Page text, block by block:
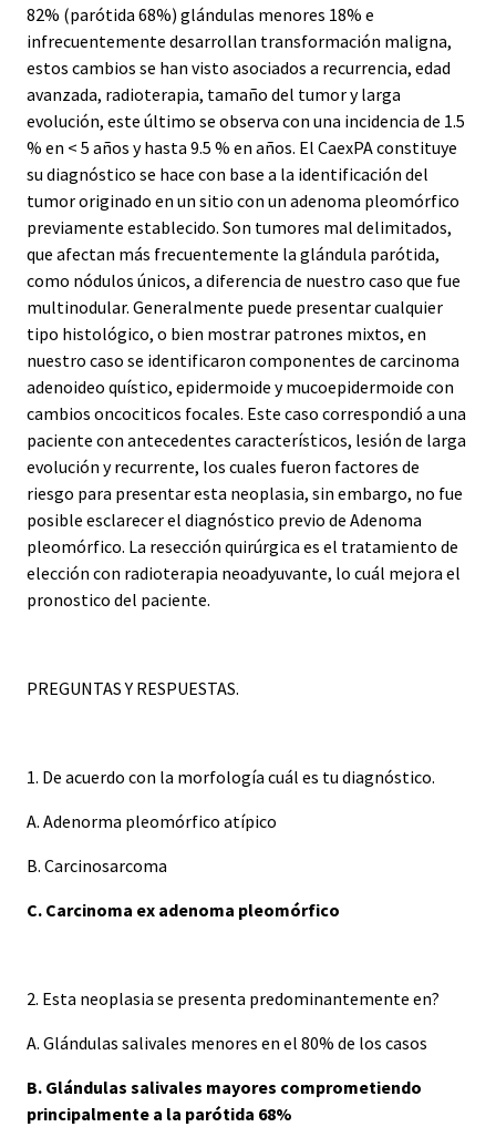
82% (parótida 68%) glándulas menores 18% e
infrecuentemente desarrollan transformación maligna,
estos cambios se han visto asociados a recurrencia, edad
avanzada, radioterapia, tamaño del tumor y larga
evolución, este último se observa con una incidencia de 1.5
% en < 5 años y hasta 9.5 % en años. El CaexPA constituye
su diagnóstico se hace con base a la identificación del
tumor originado en un sitio con un adenoma pleomórfico
previamente establecido. Son tumores mal delimitados,
que afectan más frecuentemente la glándula parótida,
como nódulos únicos, a diferencia de nuestro caso que fue
multinodular. Generalmente puede presentar cualquier
tipo histológico, o bien mostrar patrones mixtos, en
nuestro caso se identificaron componentes de carcinoma
adenoideo quístico, epidermoide y mucoepidermoide con
cambios oncociticos focales. Este caso correspondió a una
paciente con antecedentes característicos, lesión de larga
evolución y recurrente, los cuales fueron factores de
riesgo para presentar esta neoplasia, sin embargo, no fue
posible esclarecer el diagnóstico previo de Adenoma
pleomórfico. La resección quirúrgica es el tratamiento de
elección con radioterapia neoadyuvante, lo cuál mejora el
pronostico del paciente.
PREGUNTAS Y RESPUESTAS.
1. De acuerdo con la morfología cuál es tu diagnóstico.
A. Adenorma pleomórfico atípico
B. Carcinosarcoma
C. Carcinoma ex adenoma pleomórfico
2. Esta neoplasia se presenta predominantemente en?
A. Glándulas salivales menores en el 80% de los casos
B. Glándulas salivales mayores comprometiendo
principalmente a la parótida 68%